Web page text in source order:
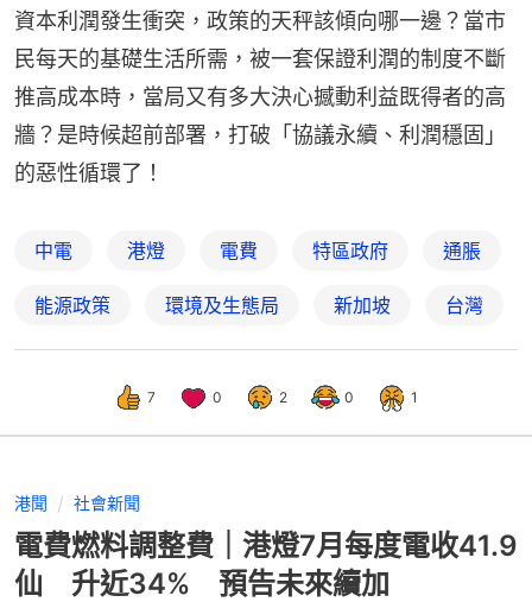
資本利潤發生衝突，政策的天秤該傾向哪一邊？當市
民每天的基礎生活所需，被一套保證利潤的制度不斷
推高成本時，當局又有多大決心撼動利益既得者的高
牆？是時候超前部署，打破「協議永續、利潤穩固」
的惡性循環了！
中電 港燈 電費 特區政府 通脹
能源政策 環境及生態局 新加坡 台灣
7 0 2 0 1
港聞 社會新聞
電費燃料調整費｜港燈7月每度電收41.9
仙 升近34% 預告未來續加